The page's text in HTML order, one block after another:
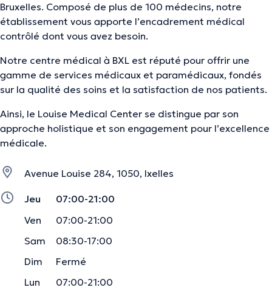
Bruxelles. Composé de plus de 100 médecins, notre
établissement vous apporte l’encadrement médical
contrôlé dont vous avez besoin.
Notre centre médical à BXL est réputé pour offrir une
gamme de services médicaux et paramédicaux, fondés
sur la qualité des soins et la satisfaction de nos patients.
Ainsi, le Louise Medical Center se distingue par son
approche holistique et son engagement pour l’excellence
médicale.
Avenue Louise 284, 1050, Ixelles
Jeu
07:00-21:00
Ven
07:00-21:00
Sam
08:30-17:00
Dim
Fermé
Lun
07:00-21:00